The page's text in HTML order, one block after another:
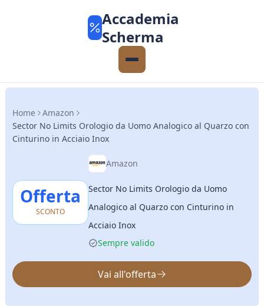
Accademia
Scherma
Home
Amazon
Sector No Limits Orologio da Uomo Analogico al Quarzo con
Cinturino in Acciaio Inox
Offerta
SCONTO
Amazon
Sector No Limits Orologio da Uomo
Analogico al Quarzo con Cinturino in
Acciaio Inox
Sempre valido
Vai all'offerta